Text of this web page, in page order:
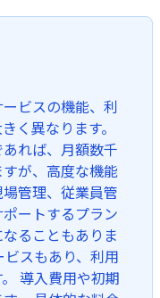
ビスの機能、利
く異なります。
れば、月額数千
が、高度な機能
場管理、従業員管
ートするプラン
ることもありま
スもあり、利用
導入費用や初期